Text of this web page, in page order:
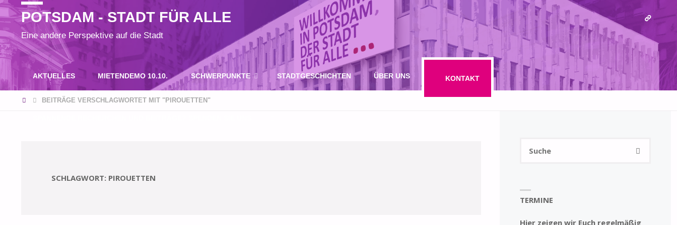
POTSDAM - STADT FÜR ALLE
Eine andere Perspektive auf die Stadt
Inhalt
AKTUELLES MIETENDEMO 10.10. SCHWERPUNKTE STADTGESCHICHTEN ÜBER UNS KONTAKT
STARTBEITRÄGE VERSCHLAGWORTET MIT "PIROUETTEN"
SCHLAGWORT: PIROUETTEN
SUCHE
TERMINE
Hier zeigen wir Euch regelmäßig